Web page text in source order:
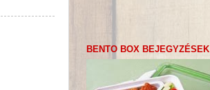
BENTO BOX BEJEGYZÉSEK